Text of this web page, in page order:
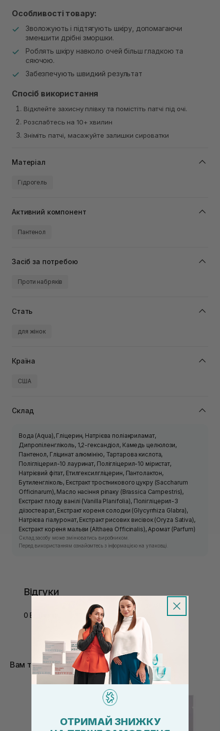
Особливості товару:
Зволожують і підтягують шкіру, допомагаючи
зменшити дрібні зморшки.
Роблять шкіру навколо очей більш гладкою та
сяючою.
Забезпечують швидкий результат
Спосіб використання
Відклейте захисну плівку та помістіть патчі під очі.
Розслабтесь на 10+ хвилин
Зніміть патчі, масажуйте залишки сироватки
Матеріал
Гідрогель
Активний компонент
Пантенол
Засіб за потребою
Проти набряків
Стать
для жінок
Країна
США
Склад
Вода (Aqua), Гліцерин, Натрієва поліакриламат,
Дипропіленгліколь, 1,2-гександіол, Камедь целюлози,
Пантенол, Гліцинат алюмінію, Тартарова кислота,
Полігліцерил-10 лауринат, Полігліцерил-10 міристат,
Натрієвий фітат, Етилгексилгліцерин, Пантолактон,
Бутиленгліколь, Екстракт тростникового цукру (Saccharum
Officinarum), Масло насіння ріпаку (Brassica Campestris),
Екстракт плоду ванілі (Vanilla Planifolia), Полігліцерил-3
діізостеарат, Екстракт кореня солодки (Glycyrrhiza Glabra),
Натрієва гіалуронат, Екстракт рисових висівок (Oryza Sativa),
Екстракт кореня мальви (Althaea Officinalis), Аромат (Parfum)
Склад засобу може змінюватись виробником.
Перед використанням ознайомтесь з інформацією на упаковці.
Відгуки
0 Відгуків
Вам також сподобається
ОТРИМАЙ ЗНИЖКУ